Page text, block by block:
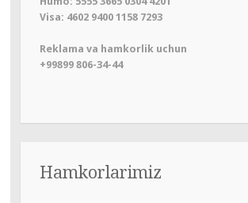
Visa: 4602 9400 1158 7293
Reklama va hamkorlik uchun
+99899 806-34-44
Hamkorlarimiz